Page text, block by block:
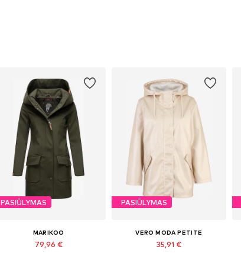
PASIŪLYMAS
MARIKOO
79,96 €
PASIŪLYMAS
VERO MODA PETITE
35,91 €